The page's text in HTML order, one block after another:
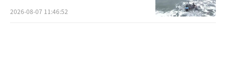
如此
2026-08-07 11:46:52